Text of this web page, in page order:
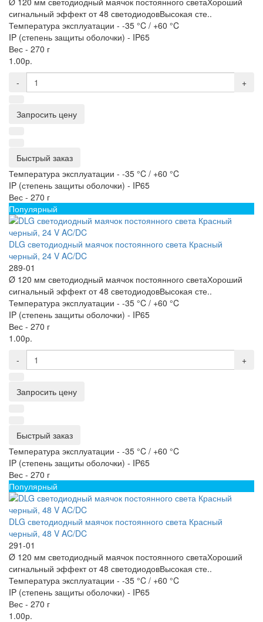
сигнальный эффект от 48 светодиодовВысокая сте..
Температура эксплуатации - -35 °C / +60 °C
IP (степень защиты оболочки) - IP65
Вес - 270 г
1.00р.
-
+
Запросить цену
Быстрый заказ
Температура эксплуатации - -35 °C / +60 °C
IP (степень защиты оболочки) - IP65
Вес - 270 г
Популярный
DLG светодиодный маячок постоянного света Красный
черный, 24 V AC/DC
289-01
Ø 120 мм светодиодный маячок постоянного светаХороший
сигнальный эффект от 48 светодиодовВысокая сте..
Температура эксплуатации - -35 °C / +60 °C
IP (степень защиты оболочки) - IP65
Вес - 270 г
1.00р.
-
+
Запросить цену
Быстрый заказ
Температура эксплуатации - -35 °C / +60 °C
IP (степень защиты оболочки) - IP65
Вес - 270 г
Популярный
DLG светодиодный маячок постоянного света Красный
черный, 48 V AC/DC
291-01
Ø 120 мм светодиодный маячок постоянного светаХороший
сигнальный эффект от 48 светодиодовВысокая сте..
Температура эксплуатации - -35 °C / +60 °C
IP (степень защиты оболочки) - IP65
Вес - 270 г
1.00р.